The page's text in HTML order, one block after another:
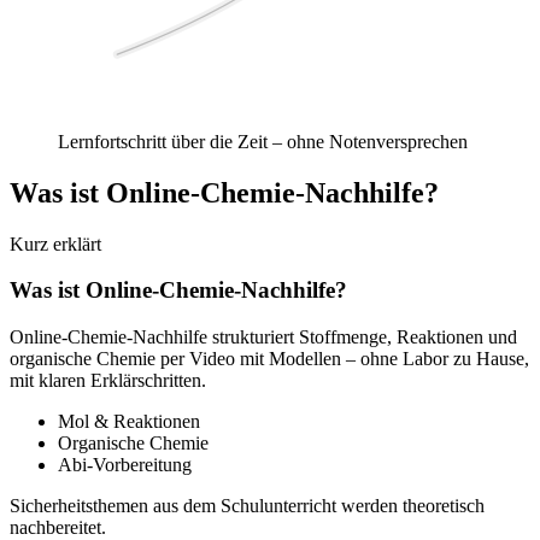
Lernfortschritt über die Zeit – ohne Notenversprechen
Was ist Online-Chemie-Nachhilfe?
Kurz erklärt
Was ist Online-Chemie-Nachhilfe?
Online-Chemie-Nachhilfe strukturiert Stoffmenge, Reaktionen und
organische Chemie per Video mit Modellen – ohne Labor zu Hause,
mit klaren Erklärschritten.
Mol & Reaktionen
Organische Chemie
Abi-Vorbereitung
Sicherheitsthemen aus dem Schulunterricht werden theoretisch
nachbereitet.